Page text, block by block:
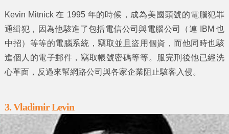
Kevin Mitnick 在 1995 年的時候，成為美國頭號的電腦犯罪
通緝犯，因為他駭進了包括電信公司與電腦公司（連 IBM 也
中招）等等的電腦系統，竊取並且盜用個資，而他同時也駭
進個人的電子郵件，竊取帳號密碼等等。服完刑後他已經洗
心革面，反過來幫網路公司與各家企業阻止駭客入侵。
3. Vladimir Levin